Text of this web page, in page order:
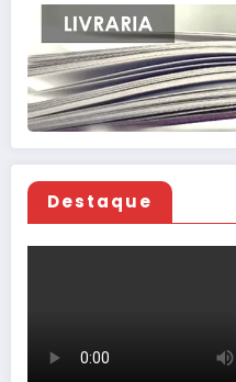
Destaque